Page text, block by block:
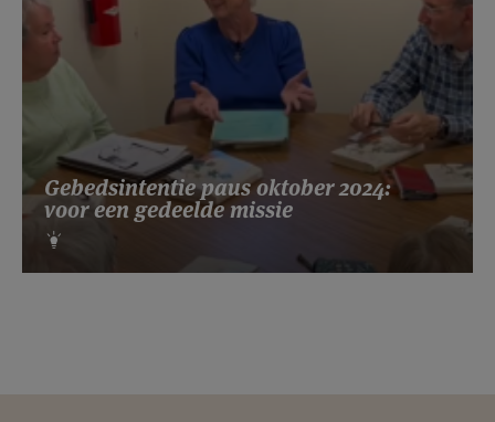
Gebedsintentie paus oktober 2024:
voor een gedeelde missie